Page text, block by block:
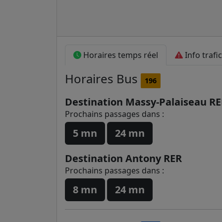
Horaires temps réel Info trafic
Horaires Bus 196
Destination Massy-Palaiseau
Prochains passages dans :
5 mn
24 mn
Destination Antony RER
Prochains passages dans :
8 mn 24 mn